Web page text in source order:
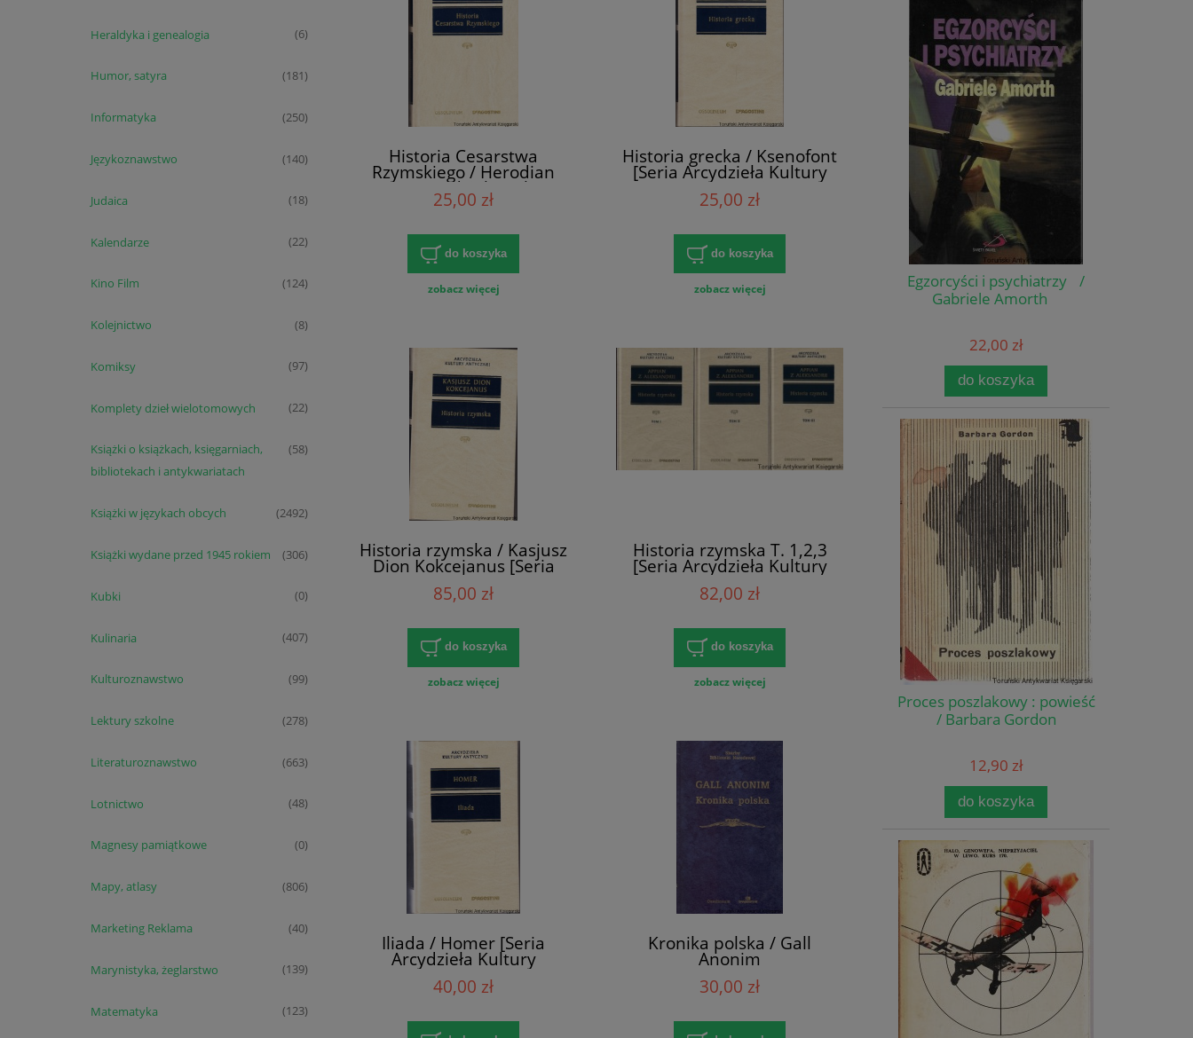
Heraldyka i genealogia (6)
Humor, satyra (181)
Informatyka (250)
Językoznawstwo (140)
Judaica (18)
Kalendarze (22)
Kino Film (124)
Kolejnictwo (8)
Komiksy (97)
Komplety dzieł wielotomowych (22)
Książki o książkach, księgarniach,
bibliotekach i antykwariatach
(58)
Książki w językach obcych (2492)
Książki wydane przed 1945 rokiem (306)
Kubki (0)
Kulinaria (407)
Kulturoznawstwo (99)
Lektury szkolne (278)
Literaturoznawstwo (663)
Lotnictwo (48)
Magnesy pamiątkowe (0)
Mapy, atlasy (806)
Marketing Reklama (40)
Marynistyka, żeglarstwo (139)
Matematyka (123)
Historia Cesarstwa
Rzymskiego / Herodian
[Seria Arcydzieła Kultury
Antycznej]
25,00 zł
do koszyka
zobacz więcej
Historia grecka / Ksenofont
[Seria Arcydzieła Kultury
Antycznej]
25,00 zł
do koszyka
zobacz więcej
Historia rzymska / Kasjusz
Dion Kokcejanus [Seria
Arcydzieła Kultury
Antycznej]
85,00 zł
do koszyka
zobacz więcej
Historia rzymska T. 1,2,3
[Seria Arcydzieła Kultury
Antycznej] / Appian z
Aleksandrii
82,00 zł
do koszyka
zobacz więcej
Iliada / Homer [Seria
Arcydzieła Kultury
Antycznej]
40,00 zł
Kronika polska / Gall
Anonim
30,00 zł
Egzorcyści i psychiatrzy /
Gabriele Amorth
22,00 zł
do koszyka
Proces poszlakowy : powieść
/ Barbara Gordon
12,90 zł
do koszyka